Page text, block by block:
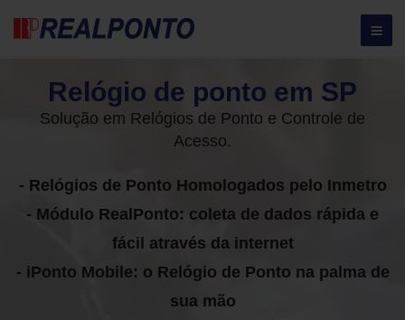
Relógio de ponto em SP
Solução em Relógios de Ponto e Controle de
Acesso.
- Relógios de Ponto Homologados pelo Inmetro
- Módulo RealPonto: coleta de dados rápida e
fácil através da internet
- iPonto Mobile: o Relógio de Ponto na palma de
sua mão